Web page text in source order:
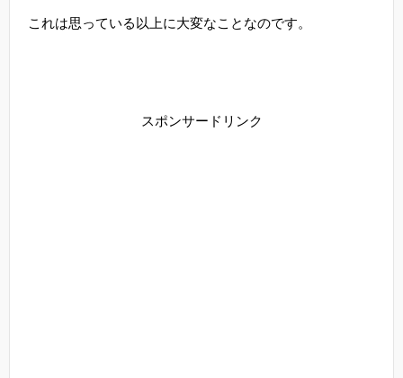
これは思っている以上に大変なことなのです。
スポンサードリンク